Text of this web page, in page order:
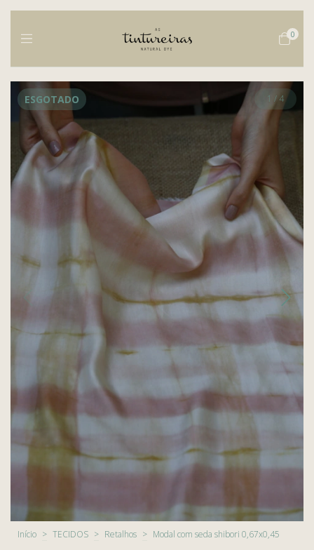
0
ESGOTADO 1 / 4
Início > TECIDOS > Retalhos > Modal com seda shibori 0,67x0,45